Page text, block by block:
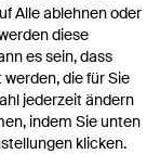
Alle ablehnen oder
diese
es sein, dass
die für Sie
jederzeit ändern
indem Sie unten
klicken.